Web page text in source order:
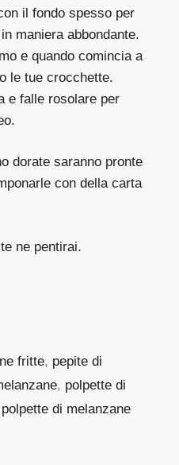
il fondo spesso per
maniera abbondante.
e quando comincia a
le tue crocchette.
e falle rosolare per
dorate saranno pronte
con della carta
ne pentirai.
fritte, pepite di
, polpette di
polpette di melanzane